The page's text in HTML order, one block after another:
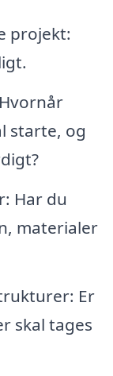
projekt:
starte, og
Har du
materialer
Er
skal tages